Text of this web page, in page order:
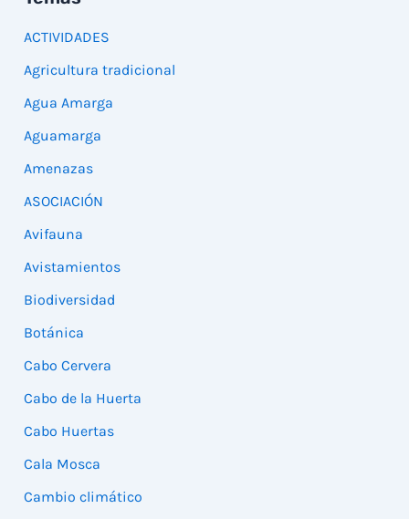
ACTIVIDADES
Agricultura tradicional
Agua Amarga
Aguamarga
Amenazas
ASOCIACIÓN
Avifauna
Avistamientos
Biodiversidad
Botánica
Cabo Cervera
Cabo de la Huerta
Cabo Huertas
Cala Mosca
Cambio climático